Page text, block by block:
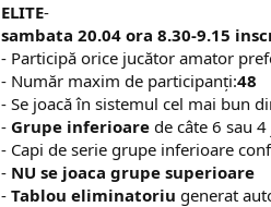
ELITE-
sambata 20.04 ora 8.30-9.15
- Participă orice jucător amator
- Număr maxim de participanţi:48
- Se joacă în sistemul cel mai bun
- Grupe inferioare de câte 6 sau
- Capi de serie grupe inferioare
- NU se joaca grupe superioare
- Tablou eliminatoriu generat